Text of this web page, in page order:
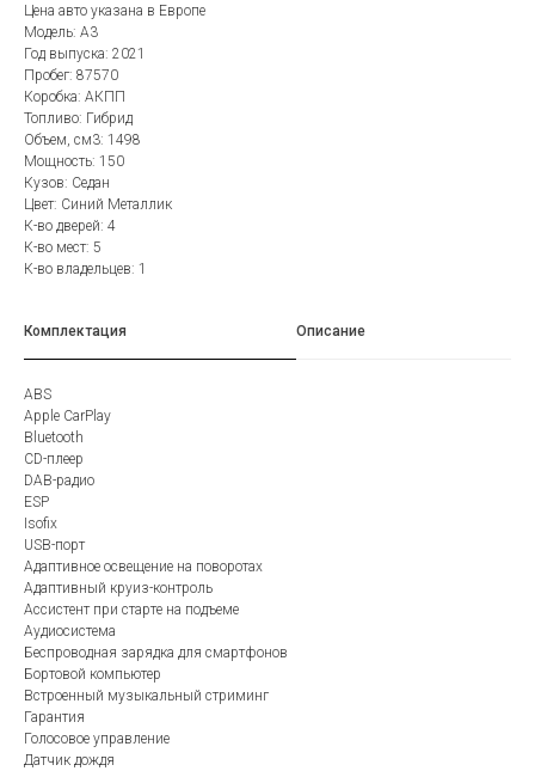
Цена авто указана в Европе
Модель: A3
Год выпуска: 2021
Пробег: 87570
Коробка: АКПП
Топливо: Гибрид
Объем, см3: 1498
Мощность: 150
Кузов: Седан
Цвет: Синий Металлик
К-во дверей: 4
К-во мест: 5
К-во владельцев: 1
Комплектация Описание
ABS
Apple CarPlay
Bluetooth
CD-плеер
DAB-радио
ESP
Isofix
USB-порт
Адаптивное освещение на поворотах
Адаптивный круиз-контроль
Ассистент при старте на подъеме
Аудиосистема
Беспроводная зарядка для смартфонов
Бортовой компьютер
Встроенный музыкальный стриминг
Гарантия
Голосовое управление
Датчик дождя